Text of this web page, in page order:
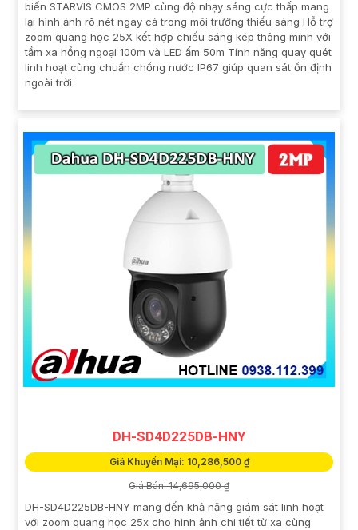
biến STARVIS CMOS 2MP cùng độ nhạy sáng cực thấp mang
lại hình ảnh rõ nét ngay cả trong môi trường thiếu sáng Hỗ trợ
zoom quang học 25X kết hợp chiếu sáng kép thông minh với
tầm xa hồng ngoại 100m và LED ấm 50m Tính năng quay quét
linh hoạt cùng chuẩn chống nước IP67 giúp quan sát ổn định
ngoài trời
DH-SD4D225DB-HNY
Giá Khuyến Mại: 10,286,500 ₫
Giá Bán: 14,695,000 ₫
DH-SD4D225DB-HNY mang đến khả năng giám sát linh hoạt
với zoom quang học 25x cho hình ảnh chi tiết từ xa cùng